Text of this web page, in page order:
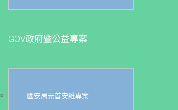
GOV政府暨公益專案
國安局元首安維專案